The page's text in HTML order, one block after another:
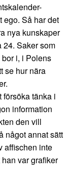
ego. Så har det
nya kunskaper
24. Saker som
i, i Polens
se hur nära
försöka tänka i
information
den vill
något annat sätt
affischen inte
var grafiker